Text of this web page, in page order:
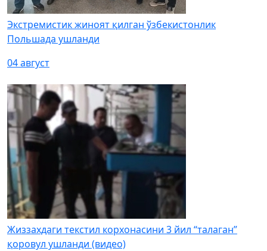
Экстремистик жиноят қилган ўзбекистонлик
Польшада ушланди
04 август
Жиззахдаги текстил корхонасини 3 йил “талаган”
қоровул ушланди (видео)